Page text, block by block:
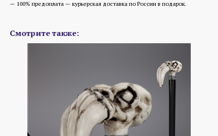
— 100% предоплата — курьерская доставка по России в подарок.
Смотрите также: